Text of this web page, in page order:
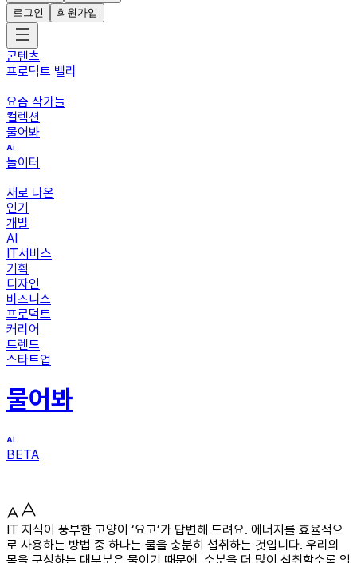
로그인
회원가입
콘텐츠
프로덕트 밸리
요즘 작가들
컬렉션
물어봐
놀이터
새로 나온
인기
개발
AI
IT서비스
기획
디자인
비즈니스
프로덕트
커리어
트렌드
스타트업
물어봐
BETA
IT 지식이 풍부한 고양이 ‘요고’가 답변해 드려요. 에너지를 효율적으
로 사용하는 방법 중 하나는 물을 충분히 섭취하는 것입니다. 우리의